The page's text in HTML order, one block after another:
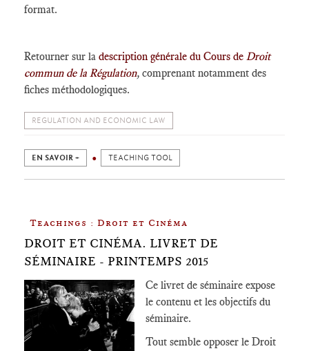
format.
Retourner sur la description générale du Cours de Droit
commun de la Régulation, comprenant notamment des
fiches méthodologiques.
REGULATION AND ECONOMIC LAW
EN SAVOIR + TEACHING TOOL
Teachings : Droit et Cinéma
DROIT ET CINÉMA. LIVRET DE
SÉMINAIRE - PRINTEMPS 2015
Ce livret de séminaire expose
le contenu et les objectifs du
séminaire.
Tout semble opposer le Droit